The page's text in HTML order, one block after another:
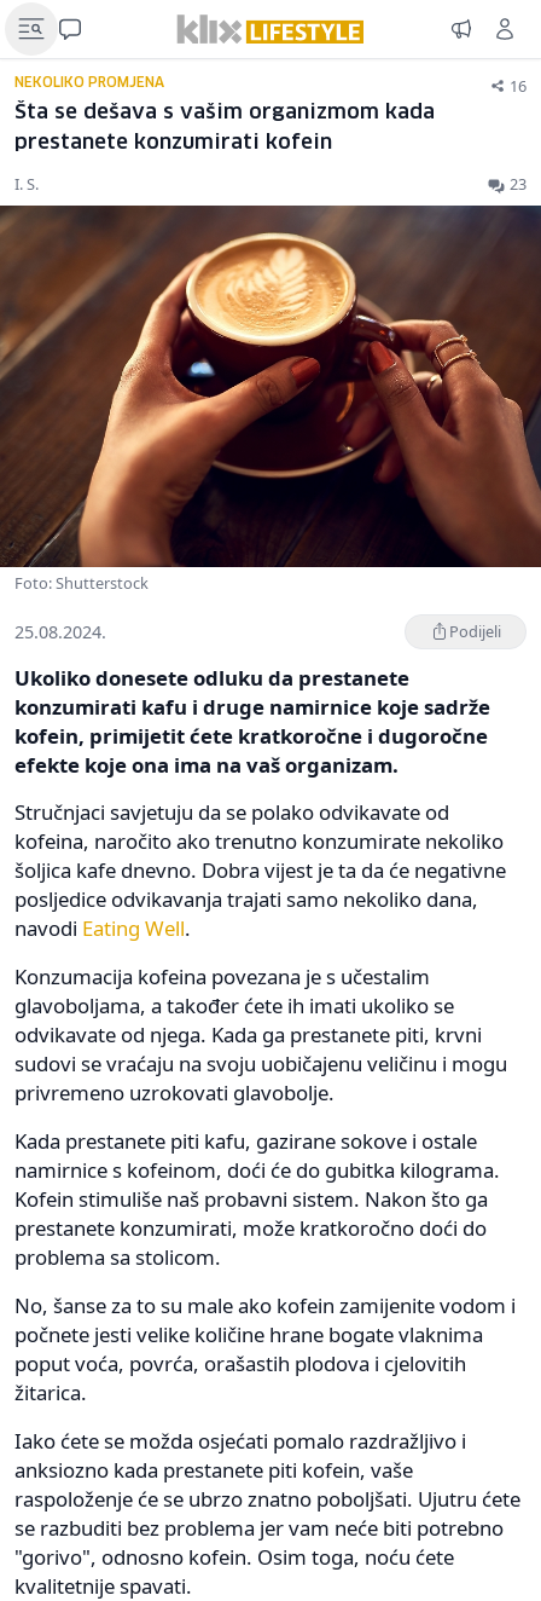
NEKOLIKO PROMJENA 16
Šta se dešava s vašim organizmom kada
prestanete konzumirati kofein
I. S. 23
Foto: Shutterstock
25.08.2024. Podijeli
Ukoliko donesete odluku da prestanete
konzumirati kafu i druge namirnice koje sadrže
kofein, primijetit ćete kratkoročne i dugoročne
efekte koje ona ima na vaš organizam.
Stručnjaci savjetuju da se polako odvikavate od
kofeina, naročito ako trenutno konzumirate nekoliko
šoljica kafe dnevno. Dobra vijest je ta da će negativne
posljedice odvikavanja trajati samo nekoliko dana,
navodi Eating Well.
Konzumacija kofeina povezana je s učestalim
glavoboljama, a također ćete ih imati ukoliko se
odvikavate od njega. Kada ga prestanete piti, krvni
sudovi se vraćaju na svoju uobičajenu veličinu i mogu
privremeno uzrokovati glavobolje.
Kada prestanete piti kafu, gazirane sokove i ostale
namirnice s kofeinom, doći će do gubitka kilograma.
Kofein stimuliše naš probavni sistem. Nakon što ga
prestanete konzumirati, može kratkoročno doći do
problema sa stolicom.
No, šanse za to su male ako kofein zamijenite vodom i
počnete jesti velike količine hrane bogate vlaknima
poput voća, povrća, orašastih plodova i cjelovitih
žitarica.
Iako ćete se možda osjećati pomalo razdražljivo i
anksiozno kada prestanete piti kofein, vaše
raspoloženje će se ubrzo znatno poboljšati. Ujutru ćete
se razbuditi bez problema jer vam neće biti potrebno
"gorivo", odnosno kofein. Osim toga, noću ćete
kvalitetnije spavati.